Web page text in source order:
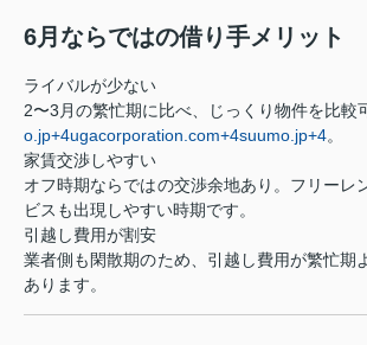
6月ならではの借り手メリット
ライバルが少ない
2〜3月の繁忙期に比べ、じっくり物件を比較
o.jp+4ugacorporation.com+4suumo.jp+4。
家賃交渉しやすい
オフ時期ならではの交渉余地あり。フリーレ
ビスも出現しやすい時期です。
引越し費用が割安
業者側も閑散期のため、引越し費用が繁忙期
あります。